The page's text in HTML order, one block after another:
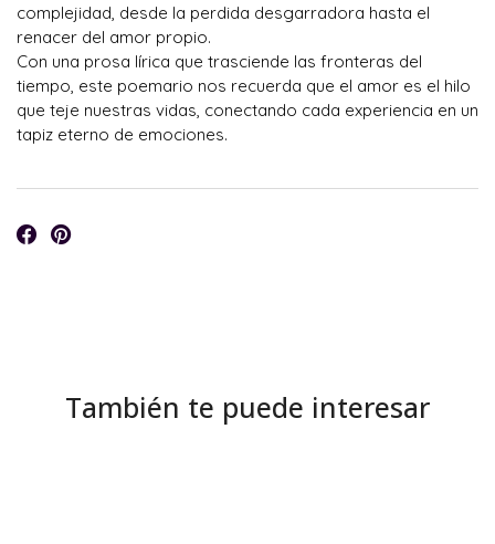
complejidad, desde la perdida desgarradora hasta el
renacer del amor propio.
Con una prosa lírica que trasciende las fronteras del
tiempo, este poemario nos recuerda que el amor es el hilo
que teje nuestras vidas, conectando cada experiencia en un
tapiz eterno de emociones.
También te puede interesar